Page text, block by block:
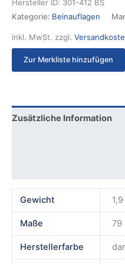
Hersteller ID: 301-412 BS
Kategorie: Beinauflagen
inkl. MwSt. zzgl.
Zur Merkliste hinzufügen
Zusätzliche Information
Gewicht
Maße 79
Herstellerfarbe